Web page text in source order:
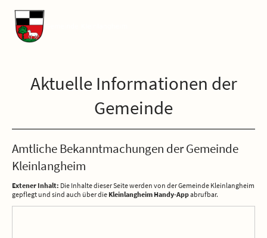
Aktuelle Informationen der
Gemeinde
Amtliche Bekanntmachungen der Gemeinde
Kleinlangheim
Extener Inhalt: Die Inhalte dieser Seite werden von der Gemeinde Kleinlangheim
gepflegt und sind auch über die Kleinlangheim Handy-Appabrufbar.